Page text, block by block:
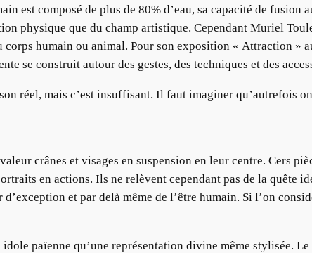
est composé de plus de 80% d’eau, sa capacité de fusion
physique que du champ artistique. Cependant Muriel
humain ou animal. Pour son exposition « Attraction »
se construit autour des gestes, des techniques et des
réel, mais c’est insuffisant. Il faut imaginer qu’autrefois
crânes et visages en suspension en leur centre. Cers
en actions. Ils ne relèvent cependant pas de la quête
et par delà même de l’être humain. Si l’on
païenne qu’une représentation divine même stylisée.